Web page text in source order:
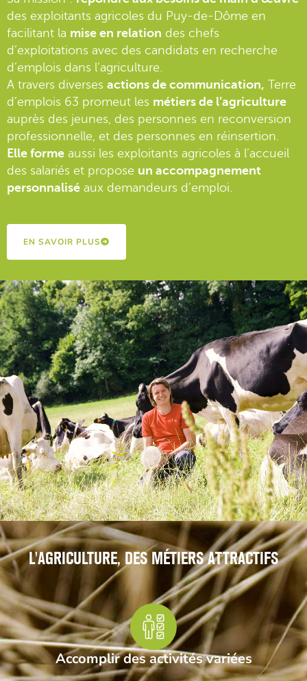
des exploitants agricoles du Puy-de-Dôme en
facilitant la mise en relation des chefs
d’exploitations avec des candidats en recherche
d’emplois dans l’agriculture.
A travers diverses actions de communication, Terre
d’emplois 63 promeut les métiers de l’agriculture
auprès des jeunes, des personnes en reconversion
professionnelle, et des personnes en réinsertion.
Elle forme aussi les exploitants agricoles à l’accueil
des salariés et propose un accompagnement
personnalisé aux demandeurs d’emploi.
EN SAVOIR PLUS
L'AGRICULTURE, DES MÉTIERS ATTRACTIFS
Accomplir des activités variées